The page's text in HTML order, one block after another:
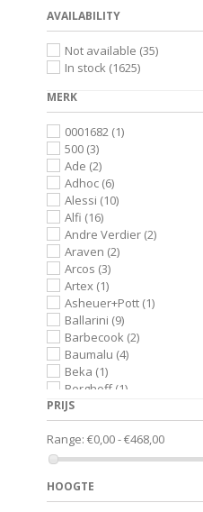
AVAILABILITY
Not available (35)
In stock (1625)
MERK
0001682 (1)
500 (3)
Ade (2)
Adhoc (6)
Alessi (10)
Alfi (16)
Andre Verdier (2)
Araven (2)
Arcos (3)
Artex (1)
Asheuer+Pott (1)
Ballarini (9)
Barbecook (2)
Baumalu (4)
Beka (1)
Berghoff(1)
Bialetti
Birkmann(6)
Bisetti(8)
BK(25)
Blufields
PRIJS
Range: €0,00 - €468,00
HOOGTE